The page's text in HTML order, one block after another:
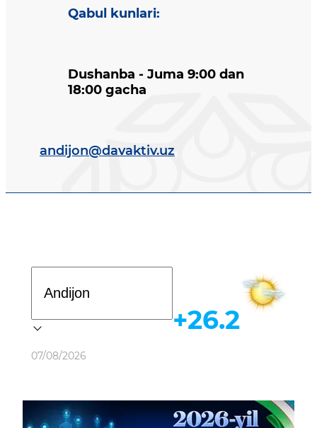
Qabul kunlari:
Dushanba - Juma 9:00 dan
18:00 gacha
andijon@davaktiv.uz
Ob-havo
07/08/2026
+26.2